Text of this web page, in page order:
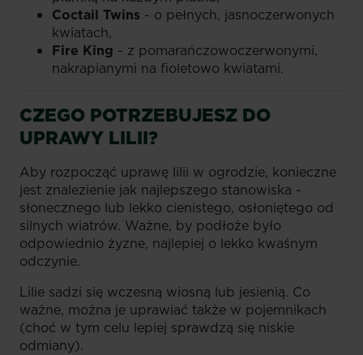
Coctail Twins - o pełnych, jasnoczerwonych
kwiatach,
Fire King - z pomarańczowoczerwonymi,
nakrapianymi na fioletowo kwiatami.
CZEGO POTRZEBUJESZ DO
UPRAWY LILII?
Aby rozpocząć uprawę lilii w ogrodzie, konieczne
jest znalezienie jak najlepszego stanowiska -
słonecznego lub lekko cienistego, osłoniętego od
silnych wiatrów. Ważne, by podłoże było
odpowiednio żyzne, najlepiej o lekko kwaśnym
odczynie.
Lilie sadzi się wczesną wiosną lub jesienią. Co
ważne, można je uprawiać także w pojemnikach
(choć w tym celu lepiej sprawdzą się niskie
odmiany).